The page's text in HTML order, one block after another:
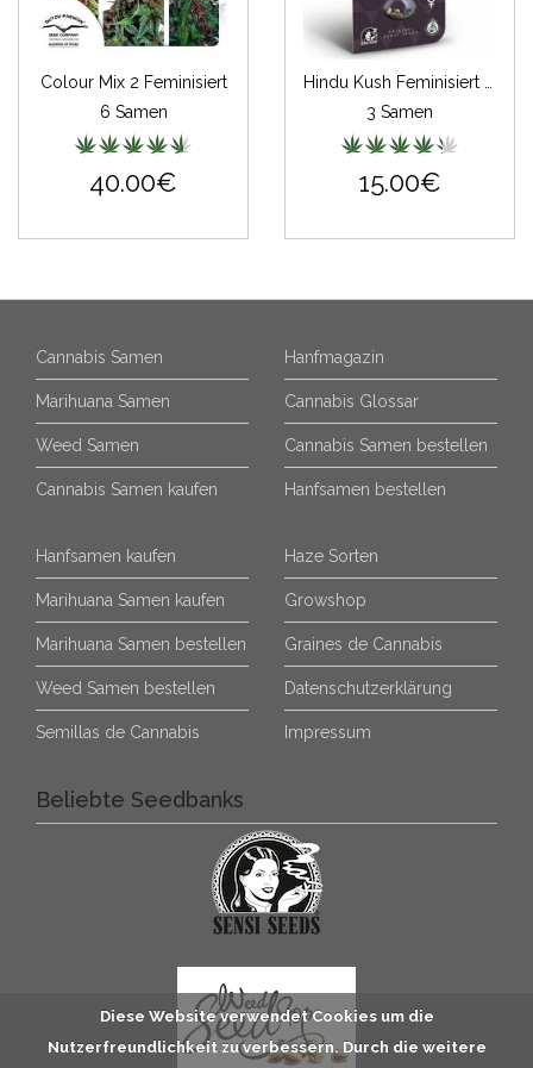
Colour Mix 2 Feminisiert
6 Samen
40.00€
3 Samen
15.00€
Cannabis Samen
Marihuana Samen
Weed Samen
Cannabis Samen kaufen
Hanfmagazin
Cannabis Glossar
Cannabis Samen bestellen
Hanfsamen bestellen
Hanfsamen kaufen
Marihuana Samen kaufen
Marihuana Samen bestellen
Weed Samen bestellen
Semillas de Cannabis
Haze Sorten
Growshop
Graines de Cannabis
Datenschutzerklärung
Impressum
Beliebte Seedbanks
Diese Website verwendet Cookies um die
Nutzerfreundlichkeit zu verbessern. Durch die weitere